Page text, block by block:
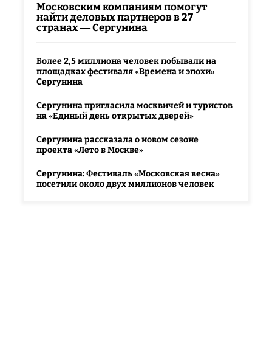
Московским компаниям помогут
найти деловых партнеров в 27
странах — Сергунина
Более 2,5 миллиона человек побывали на
площадках фестиваля «Времена и эпохи» —
Сергунина
Сергунина пригласила москвичей и туристов
на «Единый день открытых дверей»
Сергунина рассказала о новом сезоне
проекта «Лето в Москве»
Сергунина: Фестиваль «Московская весна»
посетили около двух миллионов человек